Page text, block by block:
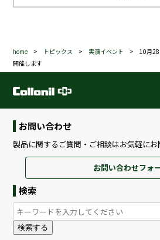
home > トピックス > 実演イベント >10月
開催します
お問い合わせ
製品に関するご質問・ご相談はお気軽にお
お問い合わせフォ
検索
検索する